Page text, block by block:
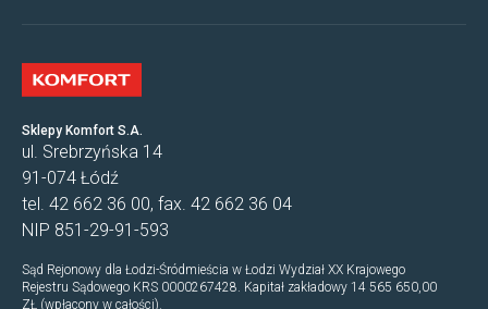
Sklepy Komfort S.A.
ul. Srebrzyńska 14
91-074 Łódź
tel. 42 662 36 00, fax. 42 662 36 04
NIP 851-29-91-593
Sąd Rejonowy dla Łodzi-Śródmieścia w Łodzi Wydział XX Krajowego
Rejestru Sądowego KRS 0000267428. Kapitał zakładowy 14 565 650,00
ZŁ (wpłacony w całości).